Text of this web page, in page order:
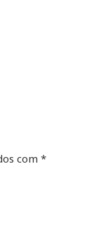
com *